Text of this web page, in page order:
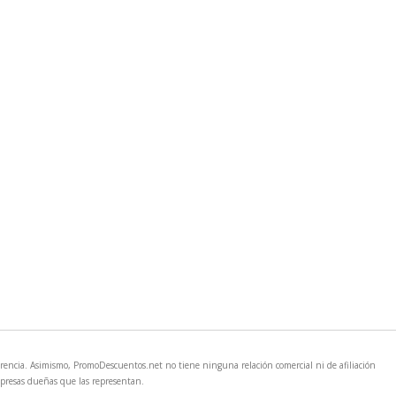
Asimismo, PromoDescuentos.net no tiene ninguna relación comercial ni de afiliación
dueñas que las representan.